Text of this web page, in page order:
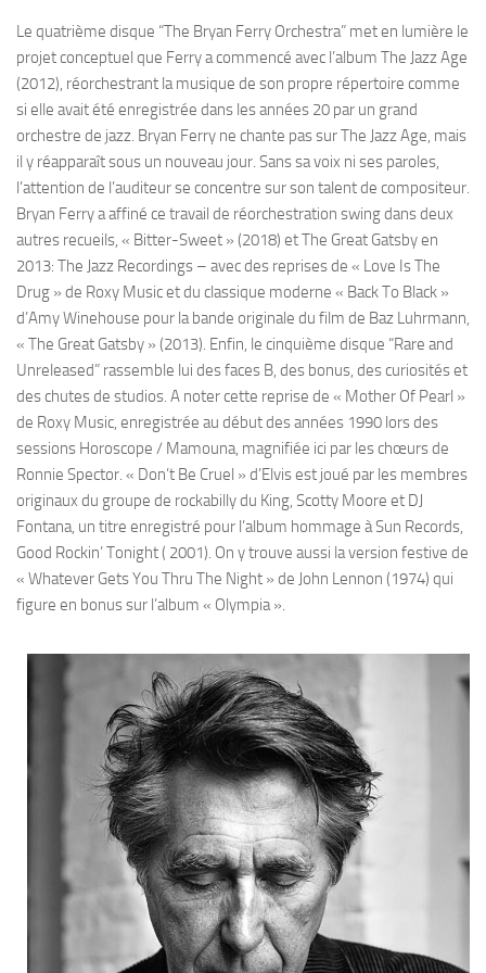
Le quatrième disque “The Bryan Ferry Orchestra” met en lumière le
projet conceptuel que Ferry a commencé avec l’album The Jazz Age
(2012), réorchestrant la musique de son propre répertoire comme
si elle avait été enregistrée dans les années 20 par un grand
orchestre de jazz. Bryan Ferry ne chante pas sur The Jazz Age, mais
il y réapparaît sous un nouveau jour. Sans sa voix ni ses paroles,
l’attention de l’auditeur se concentre sur son talent de compositeur.
Bryan Ferry a affiné ce travail de réorchestration swing dans deux
autres recueils, « Bitter-Sweet » (2018) et The Great Gatsby en
2013: The Jazz Recordings – avec des reprises de « Love Is The
Drug » de Roxy Music et du classique moderne « Back To Black »
d’Amy Winehouse pour la bande originale du film de Baz Luhrmann,
« The Great Gatsby » (2013). Enfin, le cinquième disque “Rare and
Unreleased” rassemble lui des faces B, des bonus, des curiosités et
des chutes de studios. A noter cette reprise de « Mother Of Pearl »
de Roxy Music, enregistrée au début des années 1990 lors des
sessions Horoscope / Mamouna, magnifiée ici par les chœurs de
Ronnie Spector. « Don’t Be Cruel » d’Elvis est joué par les membres
originaux du groupe de rockabilly du King, Scotty Moore et DJ
Fontana, un titre enregistré pour l’album hommage à Sun Records,
Good Rockin’ Tonight ( 2001). On y trouve aussi la version festive de
« Whatever Gets You Thru The Night » de John Lennon (1974) qui
figure en bonus sur l’album « Olympia ».